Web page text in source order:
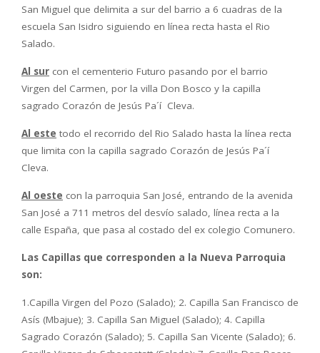
San Miguel que delimita a sur del barrio a 6 cuadras de la
escuela San Isidro siguiendo en línea recta hasta el Rio
Salado.
Al sur con el cementerio Futuro pasando por el barrio
Virgen del Carmen, por la villa Don Bosco y la capilla
sagrado Corazón de Jesús Pa´í Cleva.
Al este todo el recorrido del Rio Salado hasta la línea recta
que limita con la capilla sagrado Corazón de Jesús Pa´í
Cleva.
Al oeste con la parroquia San José, entrando de la avenida
San José a 711 metros del desvío salado, línea recta a la
calle España, que pasa al costado del ex colegio Comunero.
Las Capillas que corresponden a la Nueva Parroquia
son:
1.Capilla Virgen del Pozo (Salado); 2. Capilla San Francisco de
Asís (Mbajue); 3. Capilla San Miguel (Salado); 4. Capilla
Sagrado Corazón (Salado); 5. Capilla San Vicente (Salado); 6.